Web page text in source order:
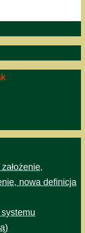
nowa definicja